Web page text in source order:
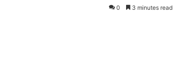
0 3 minutes read